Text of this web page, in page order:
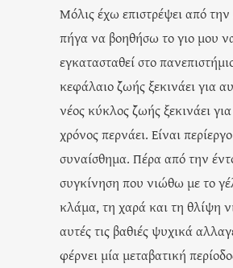
Μόλις έχω επιστρέψει από
πήγα να βοηθήσω το γιο μου
εγκατασταθεί στο
κεφάλαιο ζωής ξεκινάει για
νέος κύκλος ζωής ξεκινάει
χρόνος περνάει. Είναι
συναίσθημα. Πέρα από την
συγκίνηση που νιώθω με το
κλάμα, τη χαρά και τη θλίψη
αυτές τις βαθιές ψυχικά
φέρνει μία μεταβατική